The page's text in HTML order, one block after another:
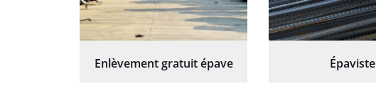
Enlèvement gratuit épave Épaviste